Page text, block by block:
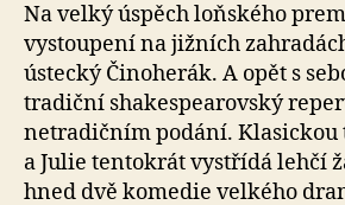
Na velký úspěch loňského
vystoupení na jižních
ústecký Činoherák. A opět s
tradiční shakespearovský
netradičním podání. Klasickou
a Julie tentokrát vystřídá lehčí
hned dvě komedie velkého